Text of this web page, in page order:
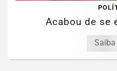
Acabou de se